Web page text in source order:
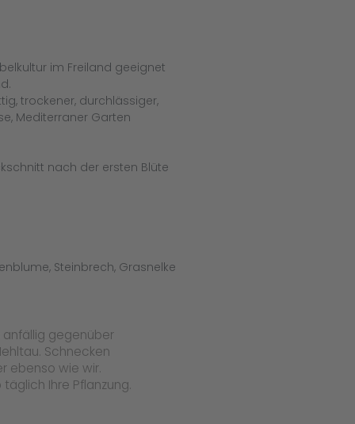
im Freiland geeignet
trockener, durchlässiger,
Mediterraner Garten
nach der ersten Blüte
Steinbrech, Grasnelke
gegenüber
Schnecken
ebenso wie wir.
Ihre Pflanzung.